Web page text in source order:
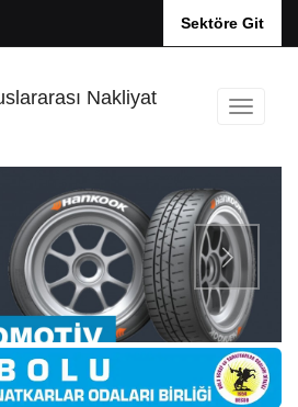
Sektöre Git
Nakliyat